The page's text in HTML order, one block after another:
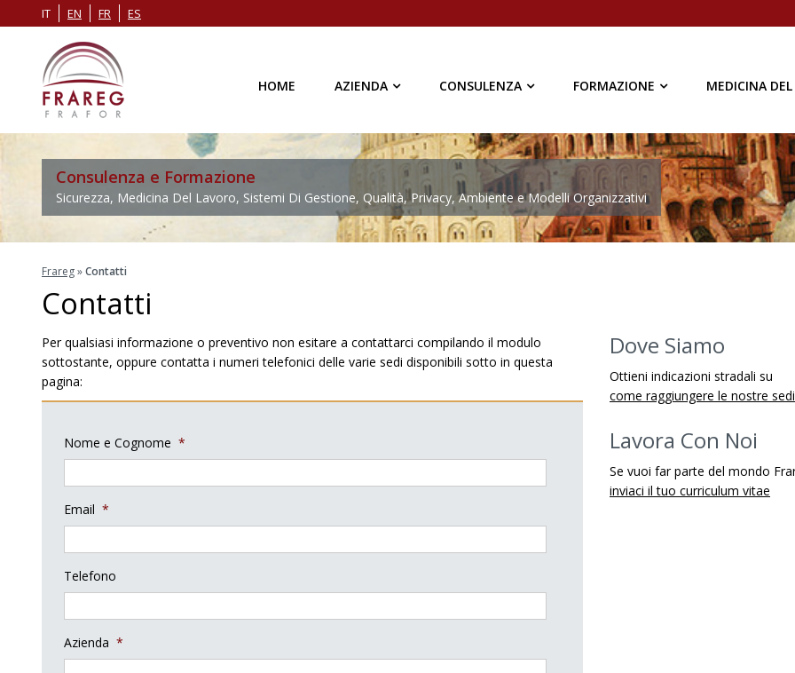
IT EN FR ES
HOME AZIENDA CONSULENZA FORMAZIONE MEDICINA
Consulenza e Formazione
Sicurezza, Medicina Del Lavoro, Sistemi Di Gestione, Qualità, Privacy, Ambiente e Modelli Organizzativi
Frareg»Contatti
Contatti
Per qualsiasi informazione o preventivo non esitare a contattarci compilando il modulo
sottostante, oppure contatta i numeri telefonici delle varie sedi disponibili sotto in questa
pagina:
Nome e Cognome *
Email *
Telefono
Azienda *
Dove Siamo
Ottieni indicazioni stradali su
come raggiungere le nostre sedi
Lavora Con Noi
Se vuoi far parte del mondo
inviaci il tuo curriculum vitae